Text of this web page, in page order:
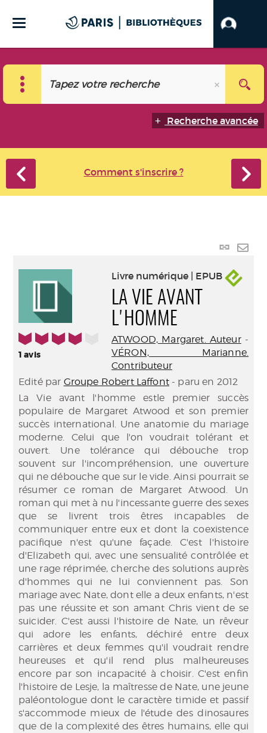
Recherche avancée
Comment s'inscrire ?
Lien
4/5
1avis
Livre numérique | EPUB
LA VIE AVANT
L'HOMME
ATWOOD, Margaret. Auteur-
VÉRON, Marianne.
Contributeur
Edité par Groupe Robert Laffont- paru en 2012
La Vie avant l'homme estle premier succès
populaire de Margaret Atwood et son premier
succès international. Une anatomie du mariage
moderne. Celui que l'on voudrait tolérant et
ouvert. Une tolérance qui débouche trop
souvent sur l'incompréhension, une ouverture
qui ne débouche que sur le vide. Ainsi pourrait se
résumer ce roman de Margaret Atwood. Un
roman qui met à nu l'incessante guerre des sexes
que se livrent trois êtres incapables de
communiquer entre eux et dont la coexistence
pacifique n'est qu'une façade. C'est l'histoire
d'Elizabeth qui, avec une sensualité contrôlée et
une rage réprimée, cherche des solutions auprès
d'hommes qui ne lui conviennent pas. Son
mariage avec Nate, dont elle a deux enfants, n'est
pas une réussite et son amant Chris vient de se
suicider. C'est aussi l'histoire de Nate, un rêveur
qui adore les enfants, déchiré entre deux
carrières et deux femmes qu'il voudrait rendre
heureuses et qu'il rend plus malheureuses
encore par son incapacité à choisir. C'est enfin
l'histoire de Lesje, la maîtresse de Nate, une jeune
paléontologue dont le caractère timide et passif
s'accommode mieux de l'étude des dinosaures
que de la complexité des êtres humains, elle qui